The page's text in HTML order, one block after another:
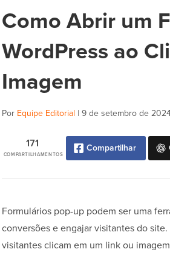
Como Abrir um
WordPress ao
Imagem
Por Equipe Editorial | 9 de setembro de
COMPARTILHAMENTOS
171 Compartilhar
Formulários pop-up podem ser uma
conversões e engajar visitantes do
visitantes clicam em um link ou